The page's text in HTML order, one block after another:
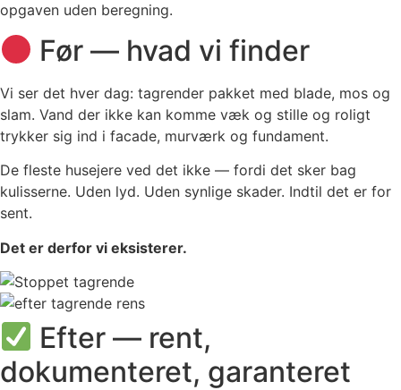
opgaven uden beregning.
Før — hvad vi finder
Vi ser det hver dag: tagrender pakket med blade, mos og
slam. Vand der ikke kan komme væk og stille og roligt
trykker sig ind i facade, murværk og fundament.
De fleste husejere ved det ikke — fordi det sker bag
kulisserne. Uden lyd. Uden synlige skader. Indtil det er for
sent.
Det er derfor vi eksisterer.
Efter — rent,
dokumenteret, garanteret